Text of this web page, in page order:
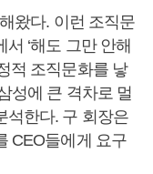
왔다. 이런 조직문
‘해도 그만 안해
적 조직문화를 낳
성에 큰 격차로 멀
석한다. 구 회장은
CEO들에게 요구